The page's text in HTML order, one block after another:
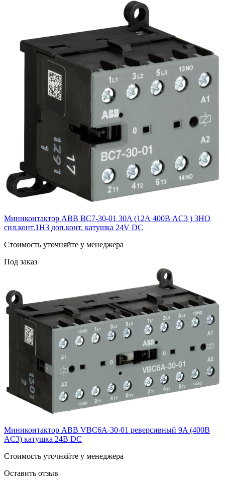
Миниконтактор ABB ВC7-30-01 30A (12А 400В AC3 ) 3НО
сил.конт.1НЗ доп.конт. катушка 24V DС
Cтоимость уточняйте у менеджера
Под заказ
Миниконтактор ABB VBC6A-30-01 реверсивный 9A (400В
AC3) катушка 24B DC
Cтоимость уточняйте у менеджера
Оставить отзыв